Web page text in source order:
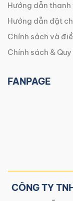
Hướng dẫn
Hướng dẫn đặt
Chính sách và
Chính sách &
FANPAGE
CÔNG TY